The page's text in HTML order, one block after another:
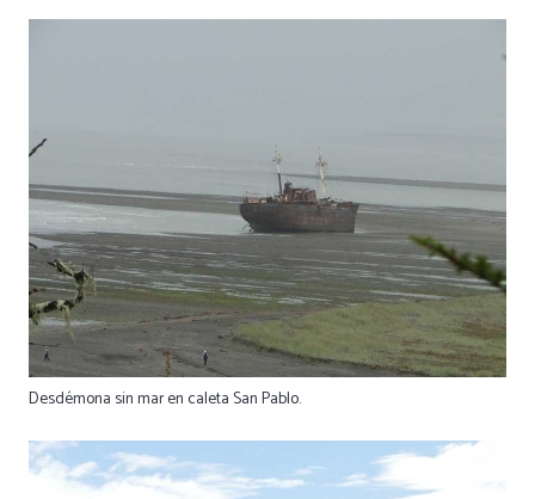
Desdémona sin mar en caleta San Pablo.